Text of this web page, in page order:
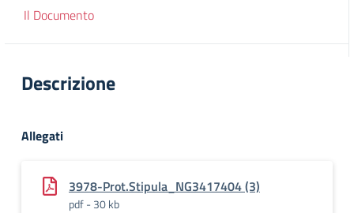
Il Documento
Descrizione
Allegati
3978-Prot.Stipula_NG3417404 (3)
pdf - 30 kb